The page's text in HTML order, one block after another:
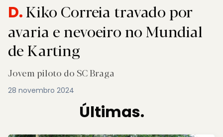
D.Kiko Correia travado por
avaria e nevoeiro no Mundial
de Karting
Jovem piloto do SC Braga
28 novembro 2024
Últimas.